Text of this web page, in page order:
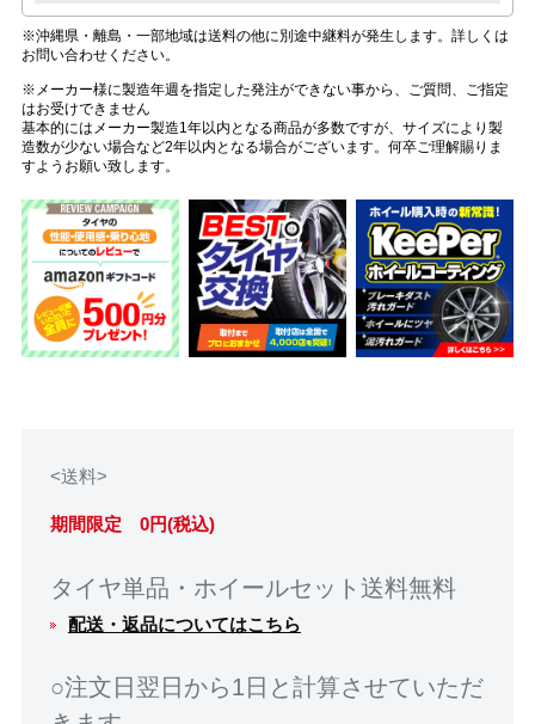
※沖縄県・離島・一部地域は送料の他に別途中継料が発生します。詳しくは
お問い合わせください。
※メーカー様に製造年週を指定した発注ができない事から、ご質問、ご指定
はお受けできません
基本的にはメーカー製造1年以内となる商品が多数ですが、サイズにより製
造数が少ない場合など2年以内となる場合がございます。何卒ご理解賜りま
すようお願い致します。
<送料>
期間限定 0円(税込)
タイヤ単品・ホイールセット送料無料
配送・返品についてはこちら
○注文日翌日から1日と計算させていただ